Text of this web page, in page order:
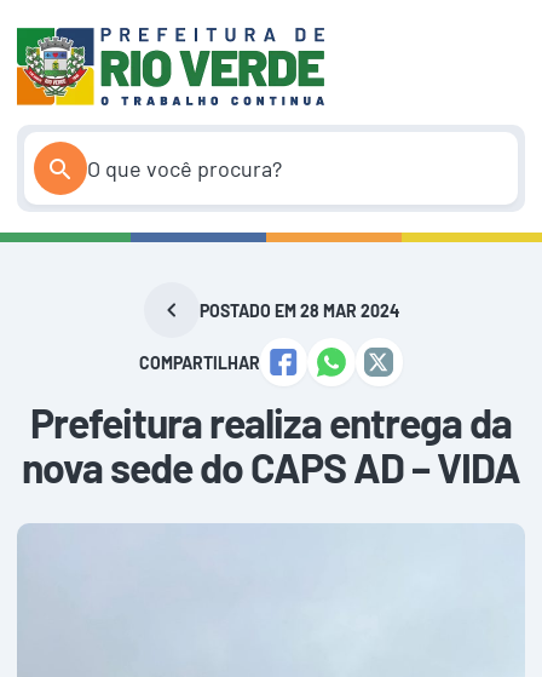
conteúdo
POSTADO EM 28 MAR 2024
COMPARTILHAR
Prefeitura realiza entrega da
nova sede do CAPS AD – VIDA